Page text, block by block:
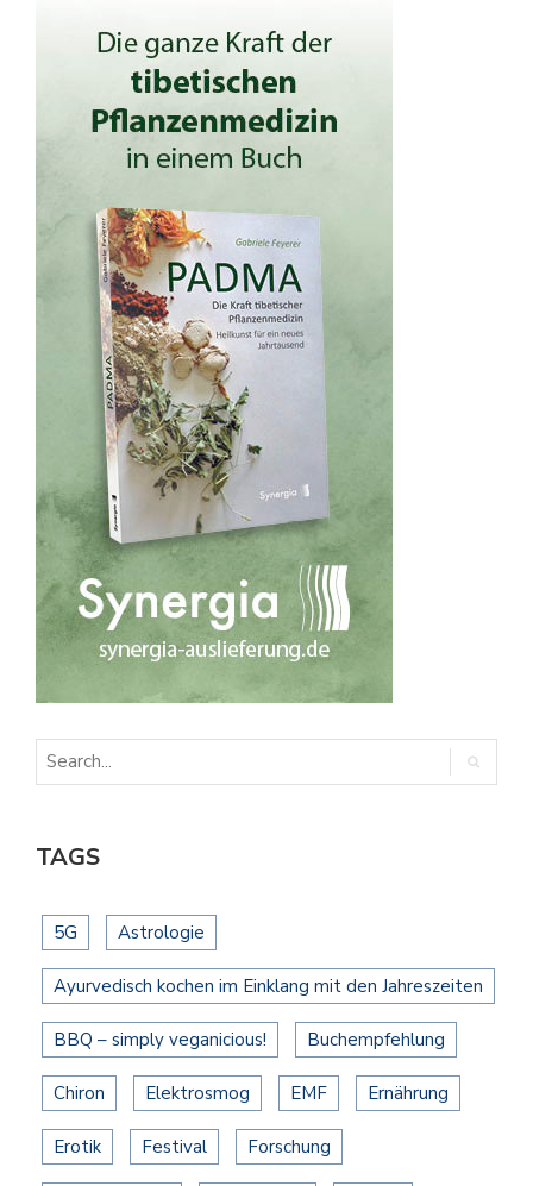
TAGS
5G Astrologie
Ayurvedisch kochen im Einklang mit den Jahreszeiten
BBQ – simply veganicious! Buchempfehlung
Chiron Elektrosmog EMF Ernährung
Erotik Festival Forschung